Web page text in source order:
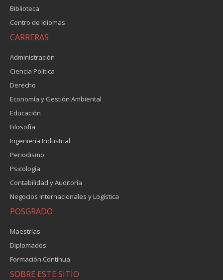
Biblioteca
Centro de Idiomas
CARRERAS
Administración
Ciencia Política
Derecho
Economía y Gestión Ambiental
Educación
Filosofía
Ingeniería Industrial
Periodismo
Psicología
Contabilidad y Auditoría
Negocios Internacionales y Logística
POSGRADO
Maestrías
Diplomados
Formación Continua
SOBRE ESTE SITIO